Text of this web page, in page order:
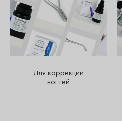
Для коррекции
ногтей